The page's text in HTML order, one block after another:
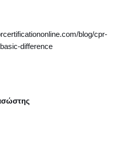
blog/cpr-
difference